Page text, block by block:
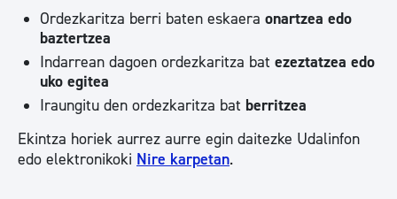
Ordezkaritza berri baten eskaera onartzea edo
baztertzea
Indarrean dagoen ordezkaritza bat ezeztatzea edo
uko egitea
Iraungitu den ordezkaritza bat berritzea
Ekintza horiek aurrez aurre egin daitezke Udalinfon
edo elektronikoki Nire karpetan.